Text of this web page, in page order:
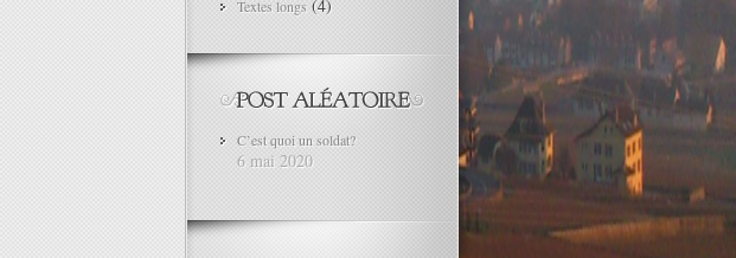
Textes longs (4)
C’est quoi un soldat?
6 mai 2020